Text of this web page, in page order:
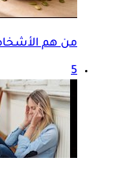
من هم
5